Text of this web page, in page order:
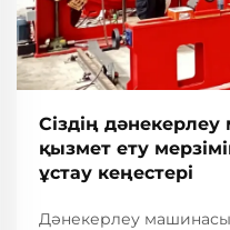
Сіздің
қызмет ету
ұстау кеңестері
Дәнекерлеу